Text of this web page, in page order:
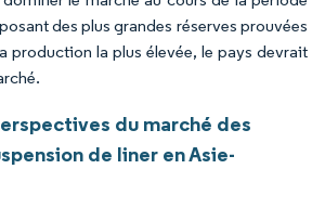
des plus grandes réserves prouvées
production la plus élevée, le pays devrait
du marché des
de liner en Asie-